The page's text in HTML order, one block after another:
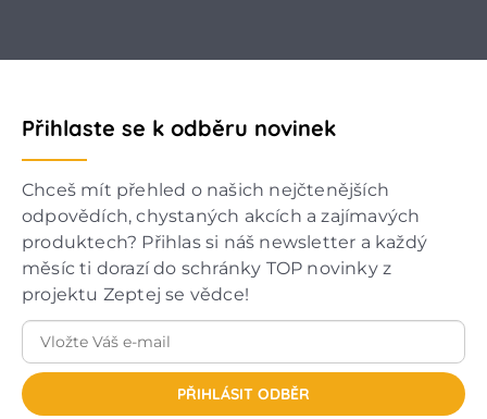
Přihlaste se k odběru novinek
Chceš mít přehled o našich nejčtenějších
odpovědích, chystaných akcích a zajímavých
produktech? Přihlas si náš newsletter a každý
měsíc ti dorazí do schránky TOP novinky z
projektu Zeptej se vědce!
PŘIHLÁSIT ODBĚR